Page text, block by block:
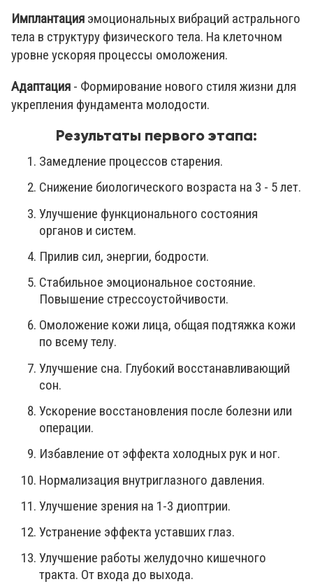
Имплантация эмоциональных вибраций астрального
тела в структуру физического тела. На клеточном
уровне ускоряя процессы омоложения.
Адаптация - Формирование нового стиля жизни для
укрепления фундамента молодости.
Результаты первого этапа:
Замедление процессов старения.
Снижение биологического возраста на 3 - 5 лет.
Улучшение функционального состояния
органов и систем.
Прилив сил, энергии, бодрости.
Стабильное эмоциональное состояние.
Повышение стрессоустойчивости.
Омоложение кожи лица, общая подтяжка кожи
по всему телу.
Улучшение сна. Глубокий восстанавливающий
сон.
Ускорение восстановления после болезни или
операции.
Избавление от эффекта холодных рук и ног.
Нормализация внутриглазного давления.
Улучшение зрения на 1-3 диоптрии.
Устранение эффекта уставших глаз.
Улучшение работы желудочно кишечного
тракта. От входа до выхода.